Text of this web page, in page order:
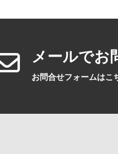
メールでお
お問合せフォームはこ